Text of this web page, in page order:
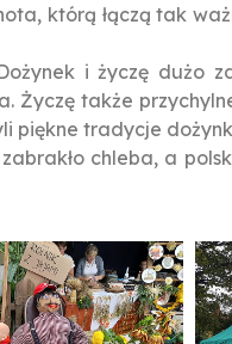
którą łączą tak
i życzę dużo
także
piękne tradycje
chleba, a